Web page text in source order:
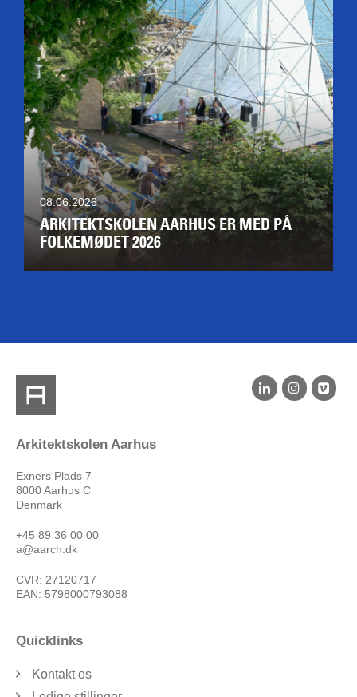
08.06.2026
ARKITEKTSKOLEN AARHUS ER MED PÅ
FOLKEMØDET 2026
Arkitektskolen Aarhus
Exners Plads 7
8000 Aarhus C
Denmark
+45 89 36 00 00
a@aarch.dk
CVR: 27120717
EAN: 5798000793088
Quicklinks
Kontakt os